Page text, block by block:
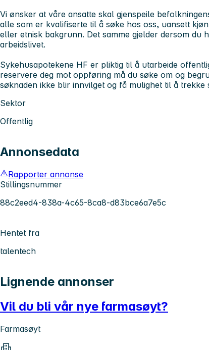
Vi ønsker at våre ansatte skal gjenspeile
alle som er kvalifiserte til å søke hos oss, uansett
eller etnisk bakgrunn. Det samme gjelder dersom du
arbeidslivet.
Sykehusapotekene HF er pliktig til å utarbeide
reservere deg mot oppføring må du søke om og
søknaden ikke blir innvilget og få mulighet til å trekke
Sektor
Offentlig
Annonsedata
Rapporter annonse
Stillingsnummer
88c2eed4-838a-4c65-8ca8-d83bce6a7e5c
Hentet fra
talentech
Lignende annonser
Vil du bli vår nye farmasøyt?
Farmasøyt